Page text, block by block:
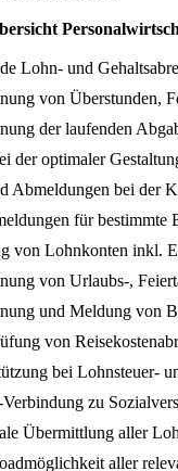
Lohn- und
von Überstunden,
der laufenden
der optimaler
Abmeldungen bei der
für bestimmte
von Lohnkonten inkl.
von Urlaubs-,
und Meldung von
von
bei Lohnsteuer-
zu
Übermittlung aller
aller